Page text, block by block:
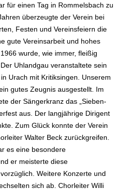
für einen Tag in Rommelsbach zu
überzeugte der Verein bei
Festen und Vereinsfeiern die
gute Vereinsarbeit und hohes
wurde, wie immer, fleißig
Uhlandgau veranstaltete sein
Urach mit Kritiksingen. Unserem
gutes Zeugnis ausgestellt. Im
der Sängerkranz das „Sieben-
aus. Der langjährige Dirigent
Zum Glück konnte der Verein
Walter Beck zurückgreifen.
es eine besondere
er meisterte diese
Weitere Konzerte und
sich ab. Chorleiter Willi